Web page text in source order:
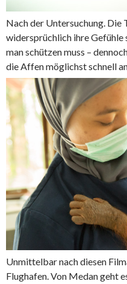
Nach der Untersuchung.
widersprüchlich ihre Gefühle
man schützen muss –
die Affen möglichst schnell
Unmittelbar nach diesen
Flughafen. Von Medan geht